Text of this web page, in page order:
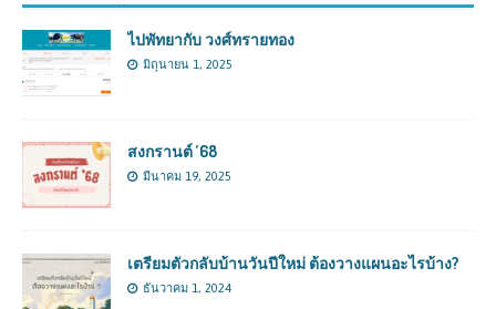
ไปพัทยากับ วงศ์ทรายทอง
มิถุนายน 1, 2025
สงกรานต์ ’68
มีนาคม 19, 2025
เตรียมตัวกลับบ้านวันปีใหม่ ต้องวางแผนอะไรบ้าง?
ธันวาคม 1, 2024